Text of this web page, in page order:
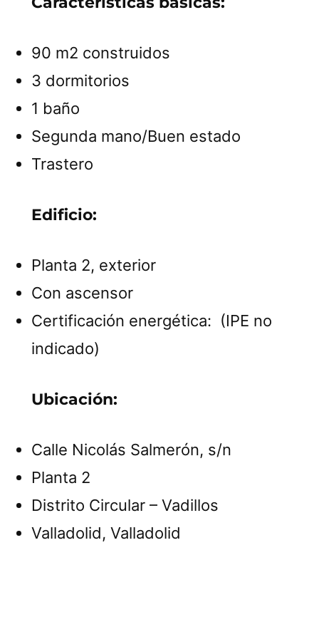
90 m2 construidos
3 dormitorios
1 baño
Segunda mano/Buen estado
Trastero
Edificio:
Planta 2, exterior
Con ascensor
Certificación energética: (IPE no
indicado)
Ubicación:
Calle Nicolás Salmerón, s/n
Planta 2
Distrito Circular – Vadillos
Valladolid, Valladolid